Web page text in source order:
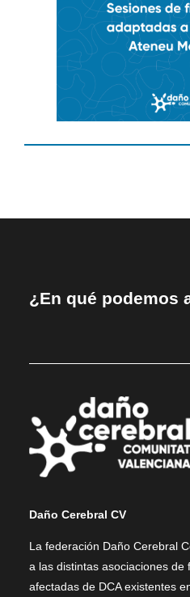
¿En qué podemos
Daño Cerebral CV
La federación Daño Cerebral
a las distintas asociaciones de
afectadas de DCA existentes